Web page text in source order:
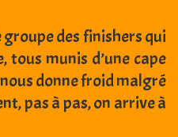
des finishers qui
munis d’une cape
donne froid malgré
pas à pas, on arrive à